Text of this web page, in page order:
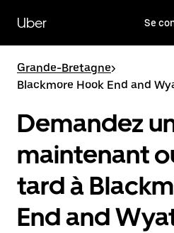
contenu
principal
Uber Se
Grande-Bretagne>
Blackmore Hook End and
Demandez
maintenant
tard à
End and